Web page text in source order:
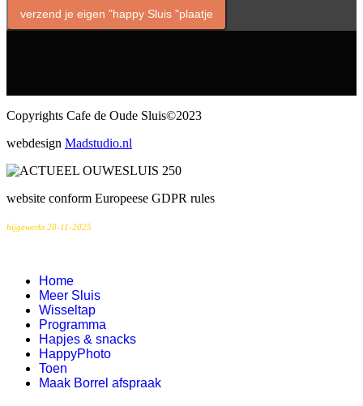
verzend je eigen "happy Sluis "plaatje
Copyrights Cafe de Oude Sluis©2023
webdesign Madstudio.nl
website conform Europeese GDPR rules
bijgewerkt 20-11-2025
Home
Meer Sluis
Wisseltap
Programma
Hapjes & snacks
HappyPhoto
Toen
Maak Borrel afspraak